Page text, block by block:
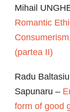
Mihail
Romantic
(partea II)
Radu
Sapunaru –
form of good